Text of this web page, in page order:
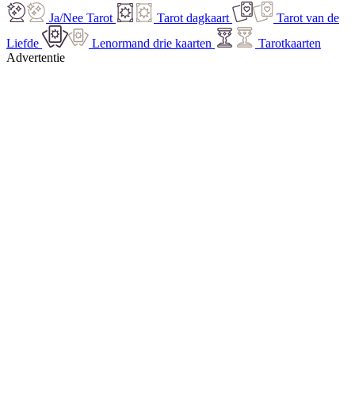
Ja/Nee Tarot Tarot dagkaart
Tarot van de
Liefde
Lenormand drie kaarten
Tarotkaarten
Advertentie